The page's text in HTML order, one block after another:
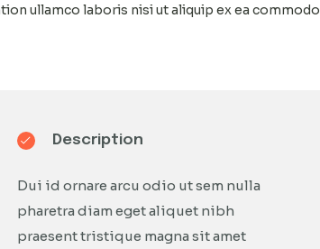
ullamco laboris nisi ut aliquip ex ea commodo
Description
Dui id ornare arcu odio ut sem nulla
pharetra diam eget aliquet nibh
praesent tristique magna sit amet